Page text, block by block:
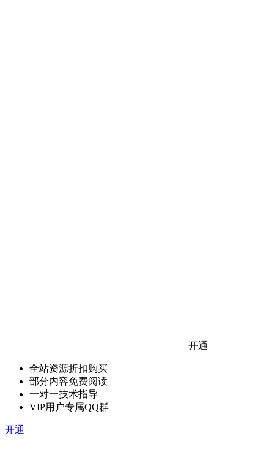
开通
全站资源折扣购买
部分内容免费阅读
一对一技术指导
VIP用户专属QQ群
开通